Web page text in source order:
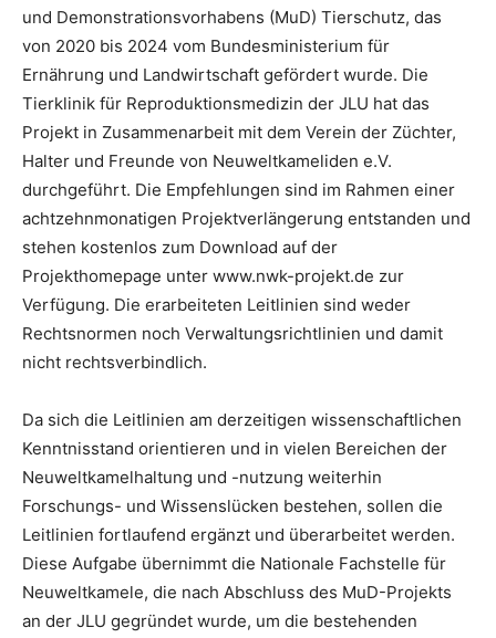
und Demonstrationsvorhabens (MuD) Tierschutz, das
von 2020 bis 2024 vom Bundesministerium für
Ernährung und Landwirtschaft gefördert wurde. Die
Tierklinik für Reproduktionsmedizin der JLU hat das
Projekt in Zusammenarbeit mit dem Verein der Züchter,
Halter und Freunde von Neuweltkameliden e.V.
durchgeführt. Die Empfehlungen sind im Rahmen einer
achtzehnmonatigen Projektverlängerung entstanden und
stehen kostenlos zum Download auf der
Projekthomepage unter www.nwk-projekt.de zur
Verfügung. Die erarbeiteten Leitlinien sind weder
Rechtsnormen noch Verwaltungsrichtlinien und damit
nicht rechtsverbindlich.
Da sich die Leitlinien am derzeitigen wissenschaftlichen
Kenntnisstand orientieren und in vielen Bereichen der
Neuweltkamelhaltung und -nutzung weiterhin
Forschungs- und Wissenslücken bestehen, sollen die
Leitlinien fortlaufend ergänzt und überarbeitet werden.
Diese Aufgabe übernimmt die Nationale Fachstelle für
Neuweltkamele, die nach Abschluss des MuD-Projekts
an der JLU gegründet wurde, um die bestehenden